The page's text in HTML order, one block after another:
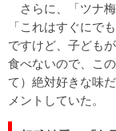
さらに、「ツナ梅
「これはすぐにで
ですけど、子ども
食べないので、こ
て）絶対好きな味
メントしていた。